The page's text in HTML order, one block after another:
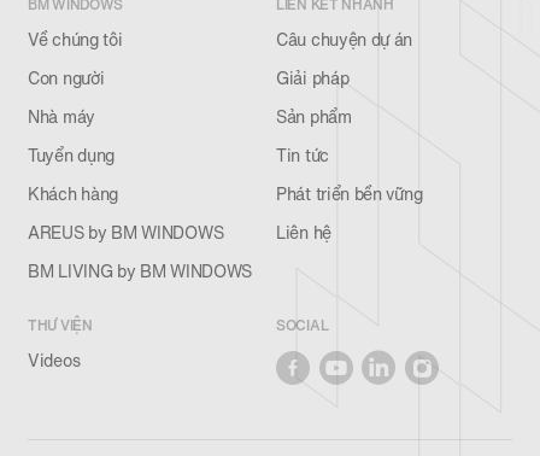
BM WINDOWS
Về chúng tôi
Con người
Nhà máy
Tuyển dụng
Khách hàng
AREUS by BM WINDOWS
BM LIVING by BM WINDOWS
LIÊN KẾT NHANH
Câu chuyện dự án
Giải pháp
Sản phẩm
Tin tức
Phát triển bền vững
Liên hệ
THƯ VIỆN
Videos
SOCIAL